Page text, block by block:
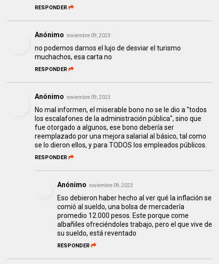
RESPONDER
Anónimo noviembre 09, 2023
no podemos darnos el lujo de desviar el turismo
muchachos, esa carta no
RESPONDER
Anónimo noviembre 09, 2023
No mal informen, el miserable bono no se le dio a "todos
los escalafones de la administración pública", sino que
fue otorgado a algunos, ese bono debería ser
reemplazado por una mejora salarial al básico, tal como
se lo dieron ellos, y para TODOS los empleados públicos.
RESPONDER
Anónimo noviembre 09, 2023
Eso debieron haber hecho al ver qué la inflación se
comió al sueldo, una bolsa de mercadería
promedio 12.000 pesos. Este porque come
albañiles ofreciéndoles trabajo, pero el que vive de
su sueldo, está reventado
RESPONDER